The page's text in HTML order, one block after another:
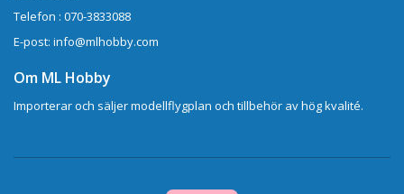
Telefon : 070-3833088
E-post: info@mlhobby.com
Om ML Hobby
Importerar och säljer modellflygplan och tillbehör av hög kvalité.